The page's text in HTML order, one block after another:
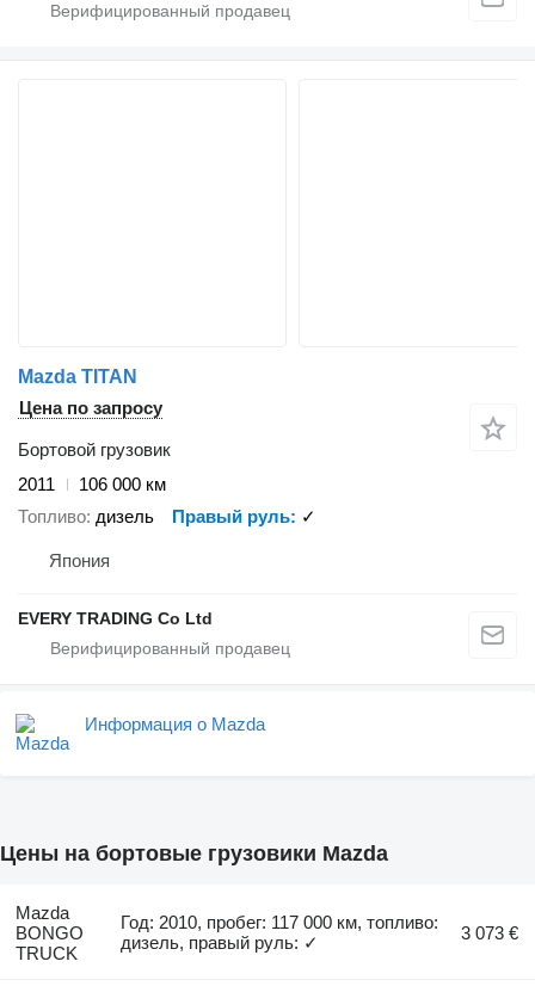
Mazda TITAN
Цена по запросу
Бортовой грузовик
2011
106 000 км
Топливо дизель Правый руль ✓
Япония
EVERY TRADING Co Ltd
Информация о Mazda
Цены на бортовые грузовики Mazda
Mazda
BONGO
TRUCK
Год: 2010, пробег: 117 000 км, топливо:
дизель, правый руль: ✓
3 073 €